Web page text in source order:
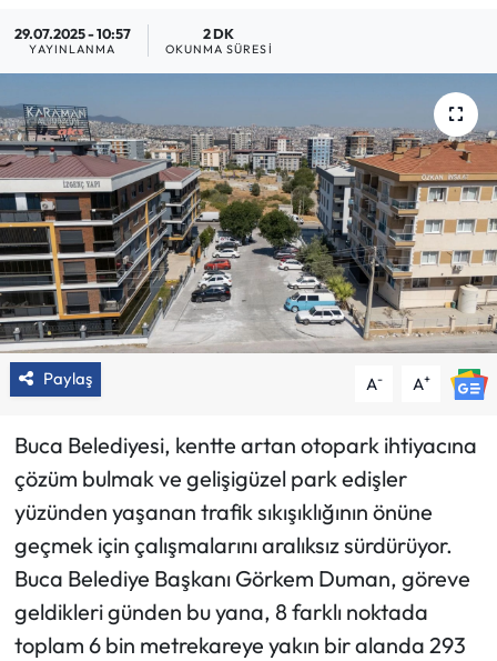
29.07.2025 - 10:57
YAYINLANMA
2 DK
OKUNMA SÜRESI
Paylaş A- A+
Buca Belediyesi, kentte artan otopark ihtiyacına
çözüm bulmak ve gelişigüzel park edişler
yüzünden yaşanan trafik sıkışıklığının önüne
geçmek için çalışmalarını aralıksız sürdürüyor.
Buca Belediye Başkanı Görkem Duman, göreve
geldikleri günden bu yana, 8 farklı noktada
toplam 6 bin metrekareye yakın bir alanda 293